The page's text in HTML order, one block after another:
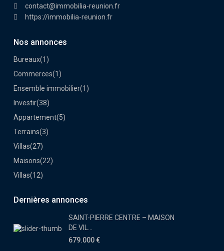
contact@immobilia-reunion.fr
https://immobilia-reunion.fr
Nos annonces
Bureaux(1)
Commerces(1)
Ensemble immobilier(1)
Investir(38)
Appartement(5)
Terrains(3)
Villas(27)
Maisons(22)
Villas(12)
Dernières annonces
SAINT-PIERRE CENTRE – MAISON
DE VIL...
679.000 €